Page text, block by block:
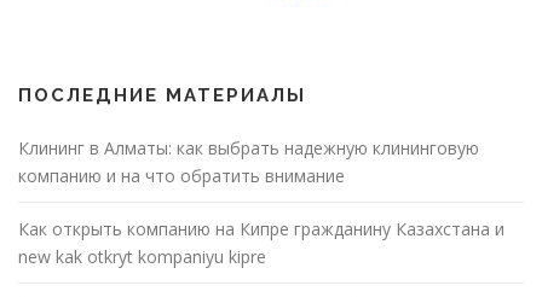
ПОСЛЕДНИЕ МАТЕРИАЛЫ
Клининг в Алматы: как выбрать надежную клининговую
компанию и на что обратить внимание
Как открыть компанию на Кипре гражданину Казахстана и
new kak otkryt kompaniyu kipre